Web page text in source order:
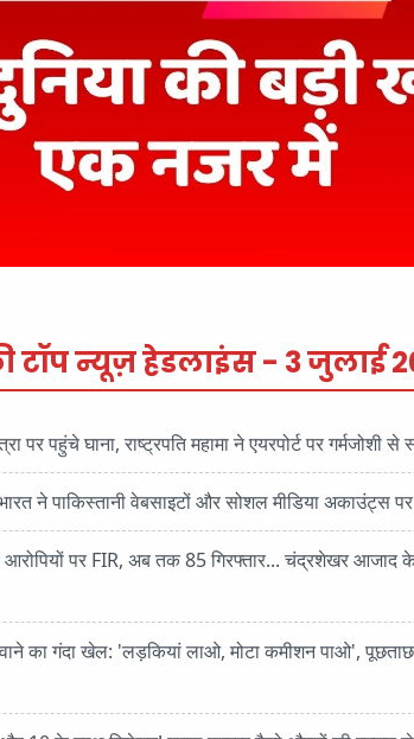
न्यूज़ हेडलाइंस - 3 जुलाई
पर पहुंचे घाना, राष्ट्रपति महामा ने एयरपोर्ट पर गर्मजोशी से
ने पाकिस्तानी वेबसाइटों और सोशल मीडिया अकाउंट्स
आरोपियों पर FIR, अब तक 85 गिरफ्तार... चंद्रशेखर आजाद
का गंदा खेल: 'लड़कियां लाओ, मोटा कमीशन पाओ',